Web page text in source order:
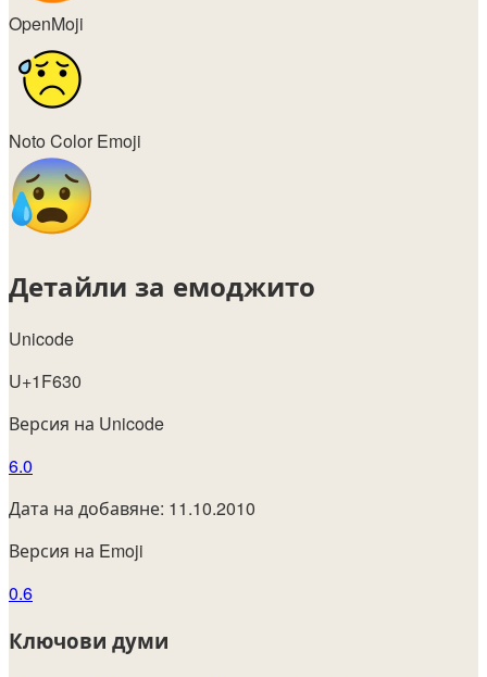
OpenMoji
Noto Color Emoji
Детайли за емоджито
Unicode
U+1F630
Версия на Unicode
6.0
Дата на добавяне: 11.10.2010
Версия на Emoji
0.6
Ключови думи